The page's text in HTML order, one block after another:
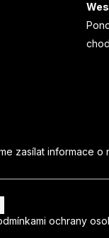
zasílat informace
ochrany